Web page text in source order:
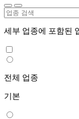
세부 업종에 포함된
전체 업종
기본